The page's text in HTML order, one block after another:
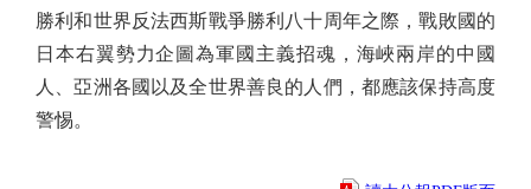
勝利和世界反法西斯戰爭勝利八十周年之際，戰敗國的
日本右翼勢力企圖為軍國主義招魂，海峽兩岸的中國
人、亞洲各國以及全世界善良的人們，都應該保持高度
警惕。